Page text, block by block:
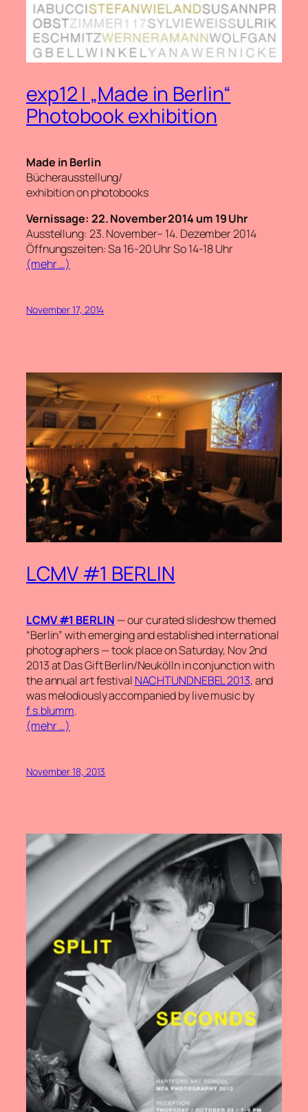
exp12 | „Made in Berlin“
Photobook exhibition
Made in Berlin
Bücherausstellung/
exhibition on photobooks
Vernissage: 22. November 2014 um 19 Uhr
Ausstellung: 23. November– 14. Dezember 2014
Öffnungszeiten: Sa 16-20 Uhr So 14-18 Uhr
(mehr …)
November 17, 2014
LCMV #1 BERLIN
LCMV #1 BERLIN — our curated slideshow themed
“Berlin” with emerging and established international
photographers — took place on Saturday, Nov 2nd
2013 at Das Gift Berlin/Neukölln in conjunction with
the annual art festival NACHTUNDNEBEL 2013, and
was melodiously accompanied by live music by
f.s.blumm.
(mehr …)
November 18, 2013